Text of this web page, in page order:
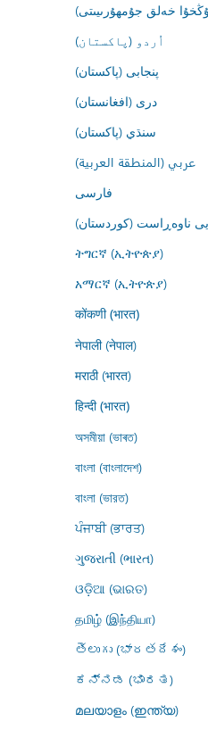
خەلق جۇمھۇرىيىتى)
اُردو (پاکستان)
پنجابی (پاکستان)
درى (افغانستان)
سنڌي (پاکستان)
عربي (المنطقة العربية)
فارسى
ناوەڕاست (کوردستان)
ትግርኛ (ኢትዮጵያ)
አማርኛ (ኢትዮጵያ)
कोंकणी (भारत)
नेपाली (नेपाल)
मराठी (भारत)
हिन्दी (भारत)
অসমীয়া (ভাৰত)
বাংলা (বাংলাদেশ)
বাংলা (ভারত)
ਪੰਜਾਬੀ (ਭਾਰਤ)
ગુજરાતી (ભારત)
ଓଡ଼ିଆ (ଭାରତ)
தமிழ் (இந்தியா)
తెలుగు (భారతదేశం)
ಕನ್ನಡ (ಭಾರತ)
മലയാളം (ഇന്ത്യ)